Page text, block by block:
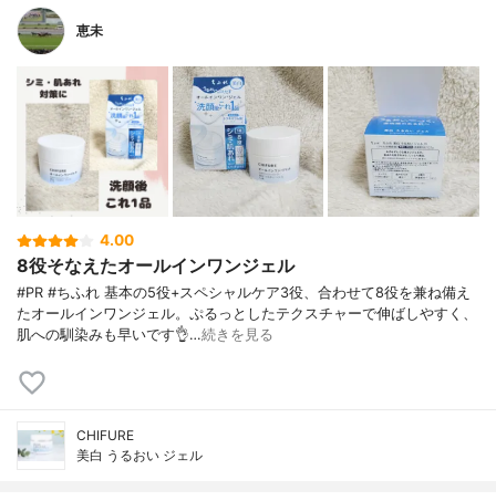
恵未
4.00
8役そなえたオールインワンジェル
#PR #ちふれ 基本の5役+スペシャルケア3役、合わせて8役を兼ね備え
たオールインワンジェル。ぷるっとしたテクスチャーで伸ばしやすく、
肌への馴染みも早いです👌…続きを見る
CHIFURE
美白 うるおい ジェル